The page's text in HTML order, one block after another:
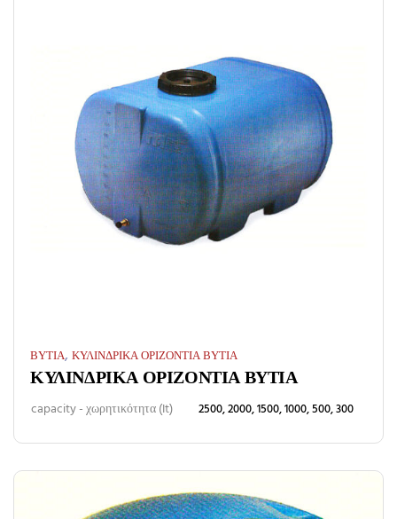
ΒΥΤΙΑ, ΚΥΛΙΝΔΡΙΚΑ ΟΡΙΖΟΝΤΙΑ ΒΥΤΙΑ
ΚΥΛΙΝΔΡΙΚΑ ΟΡΙΖΟΝΤΙΑ ΒΥΤΙΑ
capacity - χωρητικότητα (It) 2500, 2000, 1500, 1000, 500, 300